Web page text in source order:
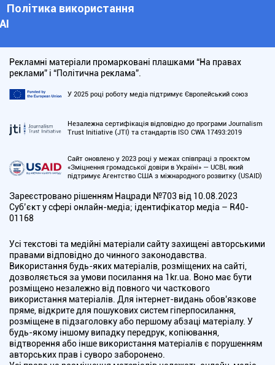
Політика використання
АІ
Рекламні матеріали промарковані плашками “На правах
реклами” і “Політична реклама”.
У 2025 році роботу медіа підтримує Європейський союз
Незалежна сертифікація відповідно до програми Journalism
Trust Initiative (JTI) та стандартів ISO CWA 17493:2019
Сайт оновлено у 2023 році у межах співпраці з проєктом
«Зміцнення громадської довіри в Україні» — UCBI, який
підтримує Агентство США з міжнародного розвитку (USAID)
Зареєстровано рішенням Нацради №703 від 10.08.2023
Cуб’єкт у сфері онлайн-медіа; ідентифікатор медіа – R40-
01168
Усі текстові та медійні матеріали сайту захищені авторськими
правами відповідно до чинного законодавства.
Використання будь-яких матеріалів, розміщених на сайті,
дозволяється за умови посилання на 1kr.ua. Воно має бути
розміщено незалежно від повного чи часткового
використання матеріалів. Для інтернет-видань обов'язкове
пряме, відкрите для пошукових систем гіперпосилання,
розміщене в підзаголовку або першому абзаці матеріалу. У
будь-якому іншому випадку передрук, копіювання,
відтворення або інше використання матеріалів є порушенням
авторських прав і суворо заборонено.